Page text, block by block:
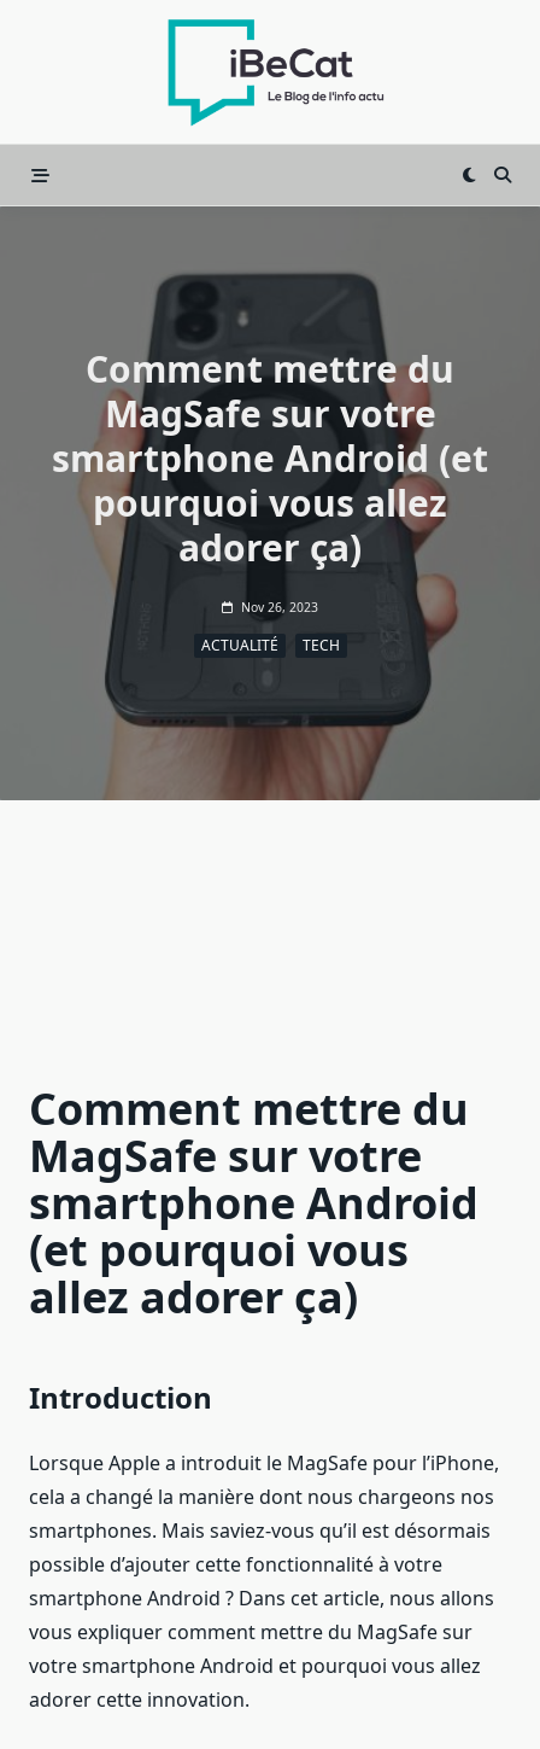
Comment mettre du
MagSafe sur votre
smartphone Android (et
pourquoi vous allez
adorer ça)
Nov 26, 2023
ACTUALITÉ TECH
Comment mettre du
MagSafe sur votre
smartphone Android
(et pourquoi vous
allez adorer ça)
Introduction
Lorsque Apple a introduit le MagSafe pour l’iPhone,
cela a changé la manière dont nous chargeons nos
smartphones. Mais saviez-vous qu’il est désormais
possible d’ajouter cette fonctionnalité à votre
smartphone Android ? Dans cet article, nous allons
vous expliquer comment mettre du MagSafe sur
votre smartphone Android et pourquoi vous allez
adorer cette innovation.